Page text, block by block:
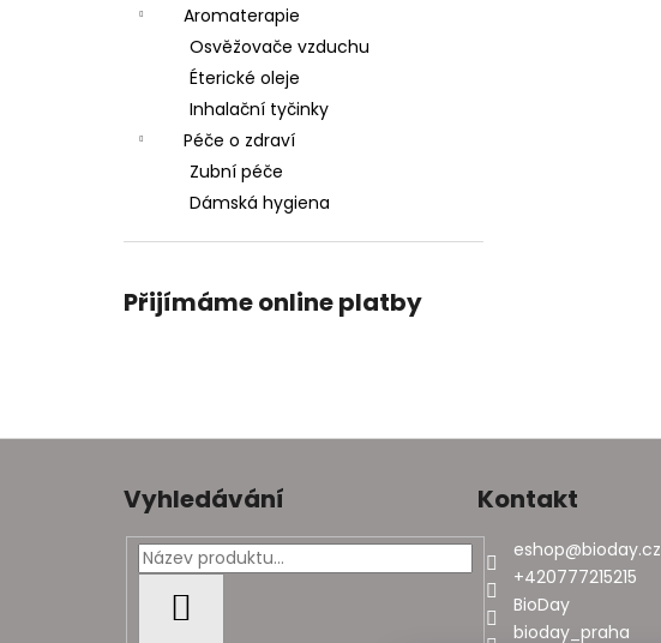
Aromaterapie
Osvěžovače vzduchu
Éterické oleje
Inhalační tyčinky
Péče o zdraví
Zubní péče
Dámská hygiena
Přijímáme online platby
Z
Vyhledávání Kontakt
eshop@bioday.cz
+420777215215
BioDay
bioday_praha